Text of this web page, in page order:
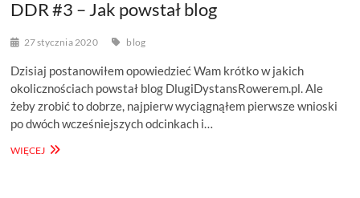
DDR #3 – Jak powstał blog
27 stycznia 2020 blog
Dzisiaj postanowiłem opowiedzieć Wam krótko w jakich
okolicznościach powstał blog DlugiDystansRowerem.pl. Ale
żeby zrobić to dobrze, najpierw wyciągnąłem pierwsze wnioski
po dwóch wcześniejszych odcinkach i…
WIĘCEJDDR